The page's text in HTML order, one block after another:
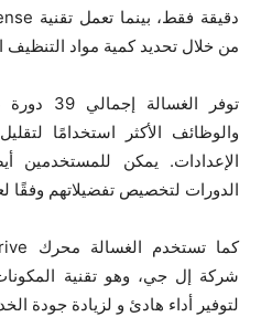
من خلال تحديد كمية مواد التنظيف
توفر
والوظائف الأكثر استخدامًا
الإعدادات. يمكن للمستخدمين
الدورات لتخصيص تفضيلاتهم وفقًا
شركة إل جي، وهو تقنية
لتوفير أداء هادئ و لزيادة جودة